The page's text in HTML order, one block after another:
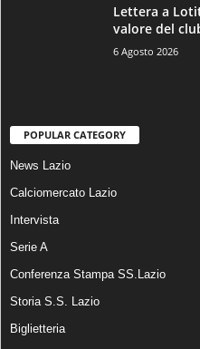
Lettera a
valore del
6 Agosto 2026
POPULAR CATEGORY
News Lazio
Calciomercato Lazio
Intervista
Serie A
Conferenza Stampa SS.Lazio
Storia S.S. Lazio
Biglietteria